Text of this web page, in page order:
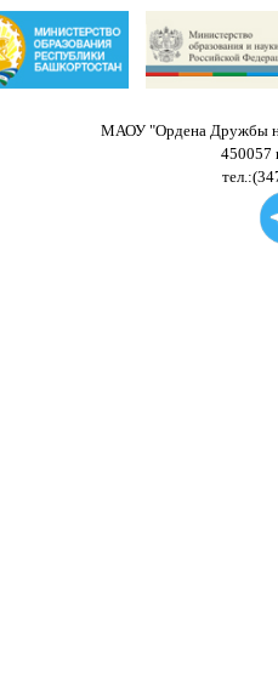
МАОУ "Ордена Дружбы
450057